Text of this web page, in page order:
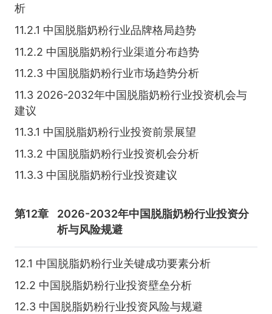
析
11.2.1 中国脱脂奶粉行业品牌格局趋势
11.2.2 中国脱脂奶粉行业渠道分布趋势
11.2.3 中国脱脂奶粉行业市场趋势分析
11.3 2026-2032年中国脱脂奶粉行业投资机会与
建议
11.3.1 中国脱脂奶粉行业投资前景展望
11.3.2 中国脱脂奶粉行业投资机会分析
11.3.3 中国脱脂奶粉行业投资建议
第12章
2026-2032年中国脱脂奶粉行业投资分
析与风险规避
12.1 中国脱脂奶粉行业关键成功要素分析
12.2 中国脱脂奶粉行业投资壁垒分析
12.3 中国脱脂奶粉行业投资风险与规避